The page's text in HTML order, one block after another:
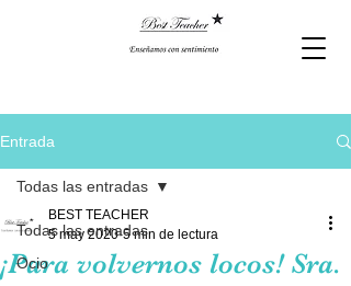
Entrada
Todas las entradas
Ocio
Todas las entradas
¡Para volvernos locos! Sra.
BEST TEACHER
5 may 2020 5 min de lectura